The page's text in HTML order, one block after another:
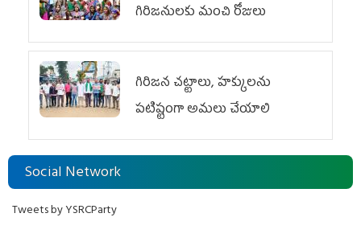
గిరిజనులకు మంచి రోజులు
గిరిజన చట్టాలు, హక్కులను
పటిష్టంగా అమలు చేయాలి
Social Network
Tweets by YSRCParty